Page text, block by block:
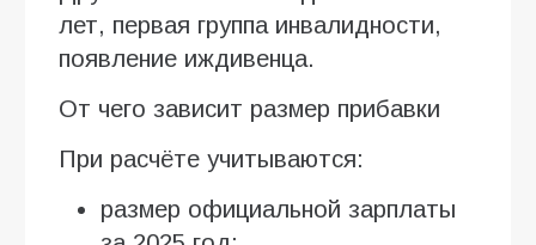
лет, первая группа инвалидности,
появление иждивенца.
От чего зависит размер прибавки
При расчёте учитываются:
размер официальной зарплаты